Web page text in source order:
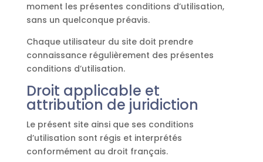
moment les présentes conditions d’utilisation,
sans un quelconque préavis.
Chaque utilisateur du site doit prendre
connaissance régulièrement des présentes
conditions d’utilisation.
Droit applicable et
attribution de juridiction
Le présent site ainsi que ses conditions
d’utilisation sont régis et interprétés
conformément au droit français.